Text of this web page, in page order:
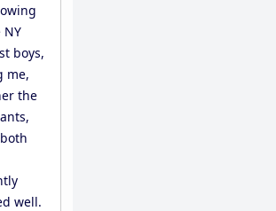
boys,
me,
the
well.